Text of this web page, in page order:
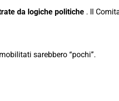
da logiche politiche . Il
sarebbero “pochi”.